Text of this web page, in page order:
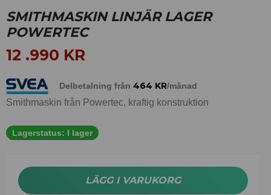
SMITHMASKIN LINJÄR LAGER
POWERTEC
12 .990 KR
Delbetalning från 464 KR/månad
Smithmaskin från Powertec, kraftig konstruktion
Lagerstatus: I lager
LÄGG I VARUKORG